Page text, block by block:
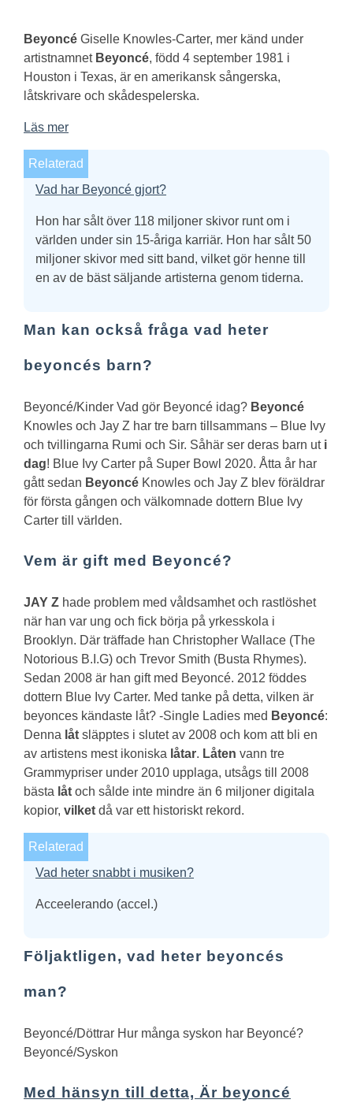
Beyoncé Giselle Knowles-Carter, mer känd under
artistnamnet Beyoncé, född 4 september 1981 i
Houston i Texas, är en amerikansk sångerska,
låtskrivare och skådespelerska.
Läs mer
Relaterad
Vad har Beyoncé gjort?
Hon har sålt över 118 miljoner skivor runt om i
världen under sin 15-åriga karriär. Hon har sålt 50
miljoner skivor med sitt band, vilket gör henne till
en av de bäst säljande artisterna genom tiderna.
Man kan också fråga vad heter
beyoncés barn?
Beyoncé/Kinder Vad gör Beyoncé idag? Beyoncé
Knowles och Jay Z har tre barn tillsammans – Blue Ivy
och tvillingarna Rumi och Sir. Såhär ser deras barn ut i
dag! Blue Ivy Carter på Super Bowl 2020. Åtta år har
gått sedan Beyoncé Knowles och Jay Z blev föräldrar
för första gången och välkomnade dottern Blue Ivy
Carter till världen.
Vem är gift med Beyoncé?
JAY Z hade problem med våldsamhet och rastlöshet
när han var ung och fick börja på yrkesskola i
Brooklyn. Där träffade han Christopher Wallace (The
Notorious B.I.G) och Trevor Smith (Busta Rhymes).
Sedan 2008 är han gift med Beyoncé. 2012 föddes
dottern Blue Ivy Carter. Med tanke på detta, vilken är
beyonces kändaste låt? -Single Ladies med Beyoncé:
Denna låt släpptes i slutet av 2008 och kom att bli en
av artistens mest ikoniska låtar. Låten vann tre
Grammypriser under 2010 upplaga, utsågs till 2008
bästa låt och sålde inte mindre än 6 miljoner digitala
kopior, vilket då var ett historiskt rekord.
Relaterad
Vad heter snabbt i musiken?
Acceelerando (accel.)
Följaktligen, vad heter beyoncés
man?
Beyoncé/Döttrar Hur många syskon har Beyoncé?
Beyoncé/Syskon
Med hänsyn till detta, Är beyoncé